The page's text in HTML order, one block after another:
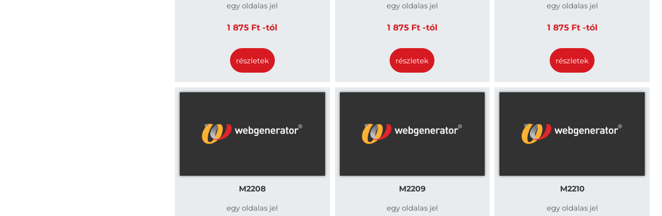
egy oldalas jel
1 875 Ft -tól
részletek
egy oldalas jel
1 875 Ft -tól
részletek
egy oldalas jel
1 875 Ft -tól
részletek
M2208
egy oldalas jel
M2209
egy oldalas jel
M2210
egy oldalas jel